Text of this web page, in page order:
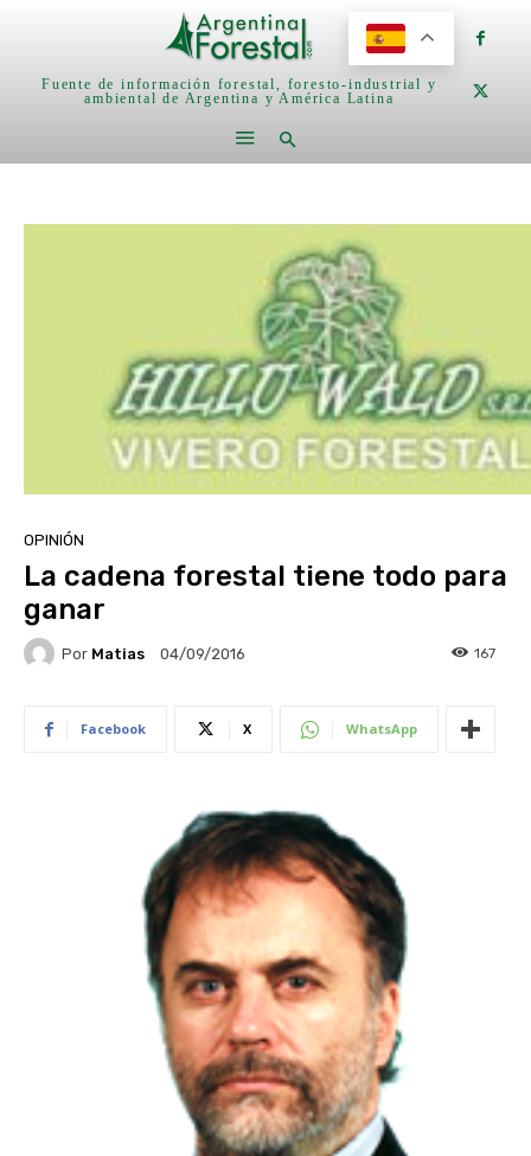
Fuente de información forestal, foresto-industrial y
ambiental de Argentina y América Latina
OPINIÓN
La cadena forestal tiene todo para
ganar
Por Matias 04/09/2016 167
Facebook X WhatsApp